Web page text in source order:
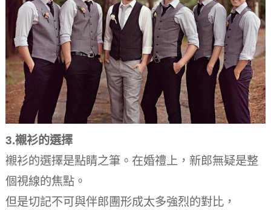
3.襯衫的選擇
襯衫的選擇是點睛之筆。在婚禮上，新郎無疑是整
個視線的焦點。
但是切記不可與伴郎團形成太多強烈的對比，